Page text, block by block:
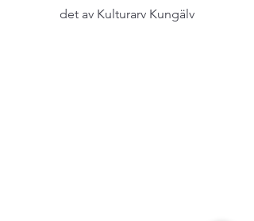
det av Kulturarv Kungälv